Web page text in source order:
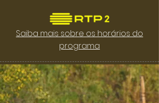
Saiba mais sobre os horários do
programa